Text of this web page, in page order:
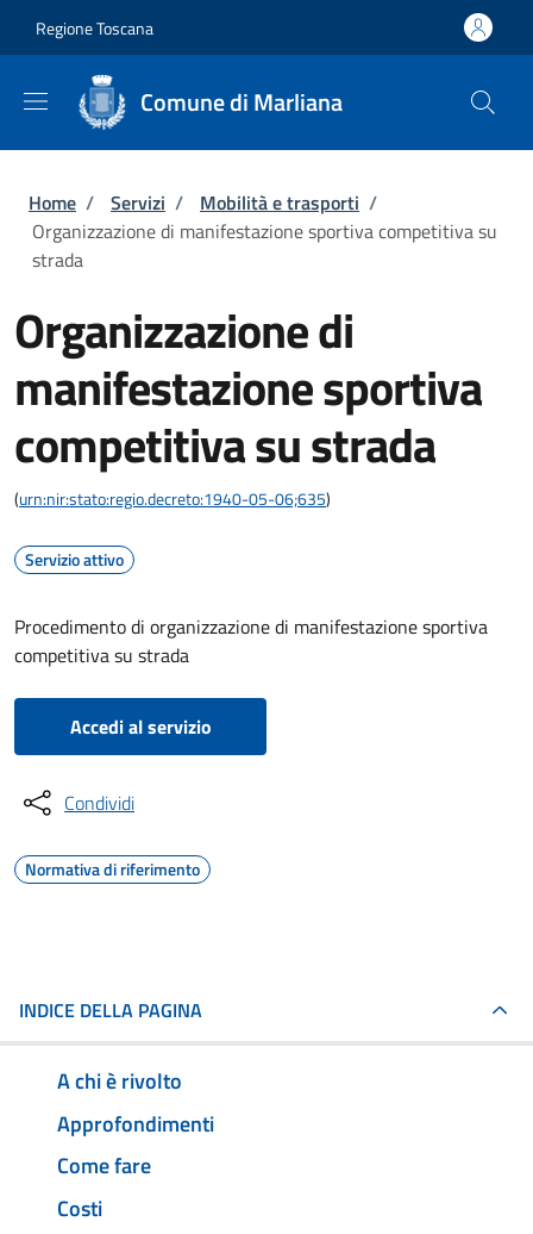
Regione Toscana
Comune di Marliana
Briciole di pane
Home / Servizi / Mobilità e trasporti /
Organizzazione di manifestazione sportiva competitiva su
strada
Organizzazione di
manifestazione sportiva
competitiva su strada
(urn:nir:stato:regio.decreto:1940-05-06;635)
Servizio attivo
Procedimento di organizzazione di manifestazione sportiva
competitiva su strada
Accedi al servizio
Condividi
Normativa di riferimento
INDICE DELLA PAGINA
A chi è rivolto
Approfondimenti
Come fare
Costi